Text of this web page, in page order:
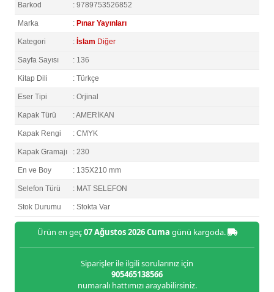
Barkod : 9789753526852
Marka : Pınar Yayınları
Kategori : İslam Diğer
Sayfa Sayısı : 136
Kitap Dili : Türkçe
Eser Tipi : Orjinal
Kapak Türü : AMERİKAN
Kapak Rengi : CMYK
Kapak Gramajı : 230
En ve Boy : 135X210 mm
Selefon Türü : MAT SELEFON
Stok Durumu : Stokta Var
Ürün en geç07 Ağustos 2026 Cuma günü kargoda.
Siparişler ile ilgili sorularınız için
905465138566
numaralı hattımızı arayabilirsiniz.